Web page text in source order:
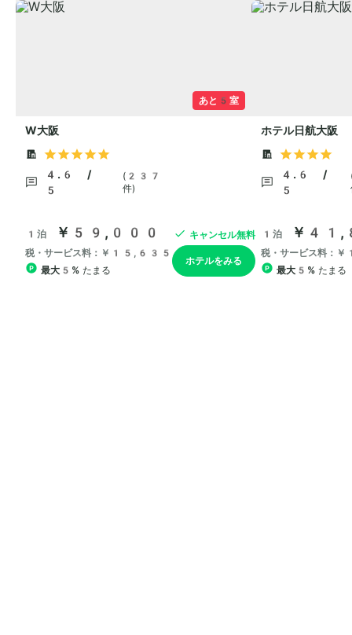
あと5室
W大阪
4.6 /
5
(237
件)
1泊 ￥59,000
税・サービス料：￥15,635
最大5% たまる
キャンセル無料
ホテルをみる
ホテル日航大阪
4.6 /
5
1泊 ￥
税・サービス料
最大5% たまる